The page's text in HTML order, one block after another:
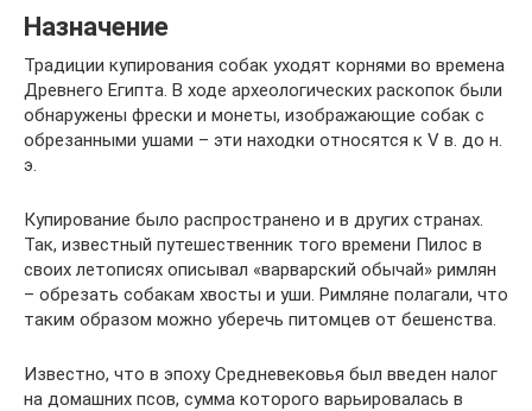
Назначение
Традиции купирования собак уходят корнями во времена
Древнего Египта. В ходе археологических раскопок были
обнаружены фрески и монеты, изображающие собак с
обрезанными ушами – эти находки относятся к V в. до н.
э.
Купирование было распространено и в других странах.
Так, известный путешественник того времени Пилос в
своих летописях описывал «варварский обычай» римлян
– обрезать собакам хвосты и уши. Римляне полагали, что
таким образом можно уберечь питомцев от бешенства.
Известно, что в эпоху Средневековья был введен налог
на домашних псов, сумма которого варьировалась в